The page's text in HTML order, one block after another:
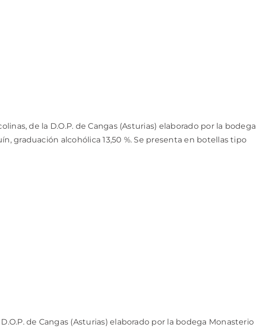
de la D.O.P. de Cangas (Asturias) elaborado por la bodega
graduación alcohólica 13,50 %. Se presenta en botellas tipo
de Cangas (Asturias) elaborado por la bodega Monasterio